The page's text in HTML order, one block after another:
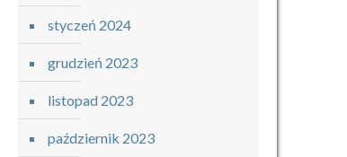
styczeń 2024
grudzień 2023
listopad 2023
październik 2023